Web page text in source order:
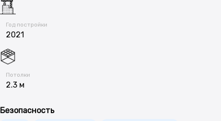
Год постройки
2021
Потолки
2.3 м
Безопасность